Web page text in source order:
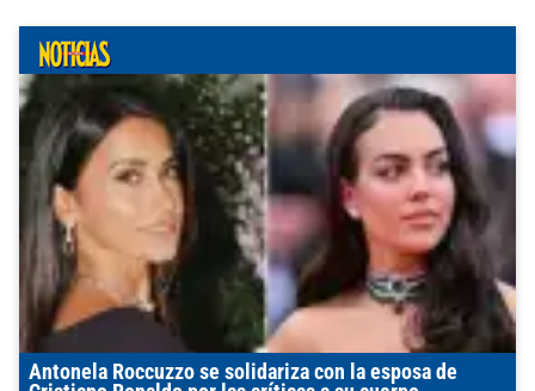
Antonela Roccuzzo se solidariza con la esposa de